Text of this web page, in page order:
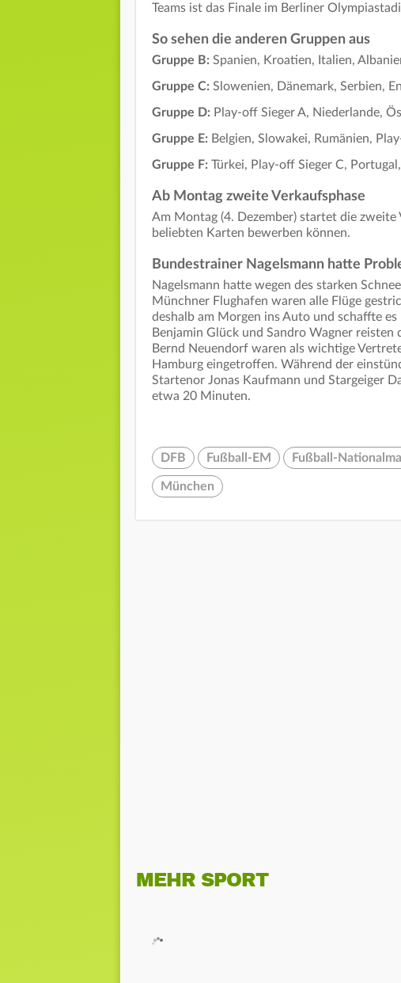
Teams ist das Finale im Berliner
So sehen die anderen Gruppen aus
Gruppe B: Spanien, Kroatien, Italien,
Gruppe C: Slowenien, Dänemark, Serbien,
Gruppe D: Play-off Sieger A, Niederlande,
Gruppe E: Belgien, Slowakei, Rumänien,
Gruppe F: Türkei, Play-off Sieger C,
Ab Montag zweite Verkaufsphase
Am Montag (4. Dezember) startet die zweite
beliebten Karten bewerben können.
Bundestrainer Nagelsmann hatte
Nagelsmann hatte wegen des starken
Münchner Flughafen waren alle Flüge
deshalb am Morgen ins Auto und schaffte
Benjamin Glück und Sandro Wagner
Bernd Neuendorf waren als wichtige
Hamburg eingetroffen. Während der
Startenor Jonas Kaufmann und Stargeiger
etwa 20 Minuten.
DFB Fußball-EM Fußball-
München
MEHR SPORT